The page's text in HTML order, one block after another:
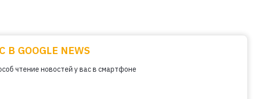
GOOGLE NEWS
чтение новостей у вас в смартфоне